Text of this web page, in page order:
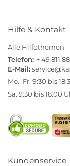
Hilfe & Kontakt
Alle Hilfethemen
Telefon: + 49 811
E-Mail:
Mo.–Fr. 9:30 bis
Sa. 9:30 bis 18:00
Kundenservice